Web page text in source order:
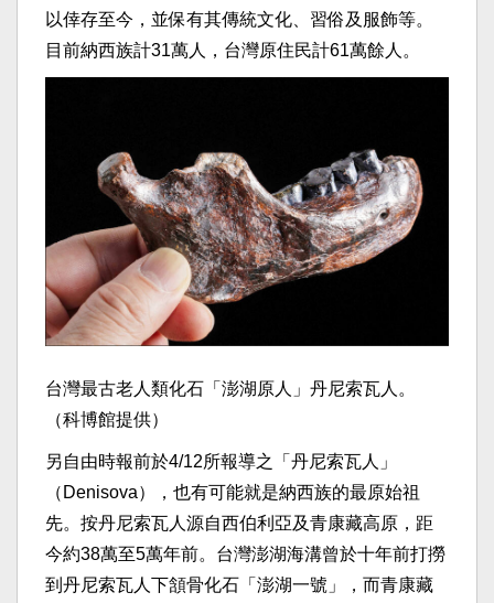
以倖存至今，並保有其傳統文化、習俗及服飾等。
目前納西族計31萬人，台灣原住民計61萬餘人。
台灣最古老人類化石「澎湖原人」丹尼索瓦人。
（科博館提供）
另自由時報前於4/12所報導之「丹尼索瓦人」
（Denisova），也有可能就是納西族的最原始祖
先。按丹尼索瓦人源自西伯利亞及青康藏高原，距
今約38萬至5萬年前。台灣澎湖海溝曾於十年前打撈
到丹尼索瓦人下頷骨化石「澎湖一號」，而青康藏